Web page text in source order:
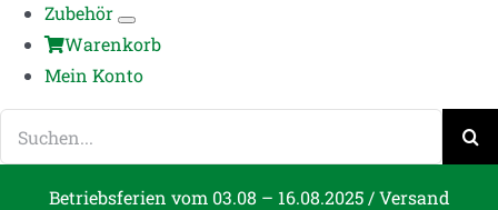
Zubehör
Warenkorb
Mein Konto
Betriebsferien vom 03.08 – 16.08.2025 / Versand